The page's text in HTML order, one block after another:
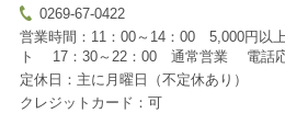
0269-67-0422
営業時間：11：00～14：00 5,000円以
ト 17：30～22：00 通常営業 電話応
定休日：主に月曜日（不定休あり）
クレジットカード：可